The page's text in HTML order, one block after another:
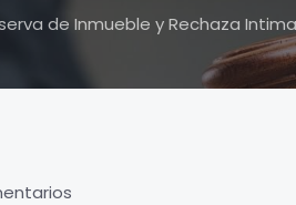
de Inmueble y Rechaza